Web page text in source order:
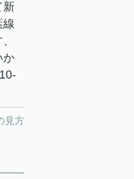
新
線
か
見方